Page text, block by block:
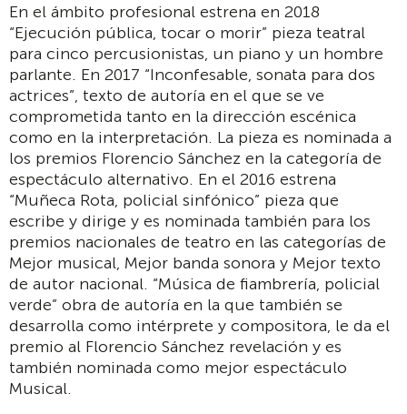
En el ámbito profesional estrena en 2018
“Ejecución pública, tocar o morir” pieza teatral
para cinco percusionistas, un piano y un hombre
parlante. En 2017 “Inconfesable, sonata para dos
actrices”, texto de autoría en el que se ve
comprometida tanto en la dirección escénica
como en la interpretación. La pieza es nominada a
los premios Florencio Sánchez en la categoría de
espectáculo alternativo. En el 2016 estrena
“Muñeca Rota, policial sinfónico” pieza que
escribe y dirige y es nominada también para los
premios nacionales de teatro en las categorías de
Mejor musical, Mejor banda sonora y Mejor texto
de autor nacional. “Música de fiambrería, policial
verde” obra de autoría en la que también se
desarrolla como intérprete y compositora, le da el
premio al Florencio Sánchez revelación y es
también nominada como mejor espectáculo
Musical.